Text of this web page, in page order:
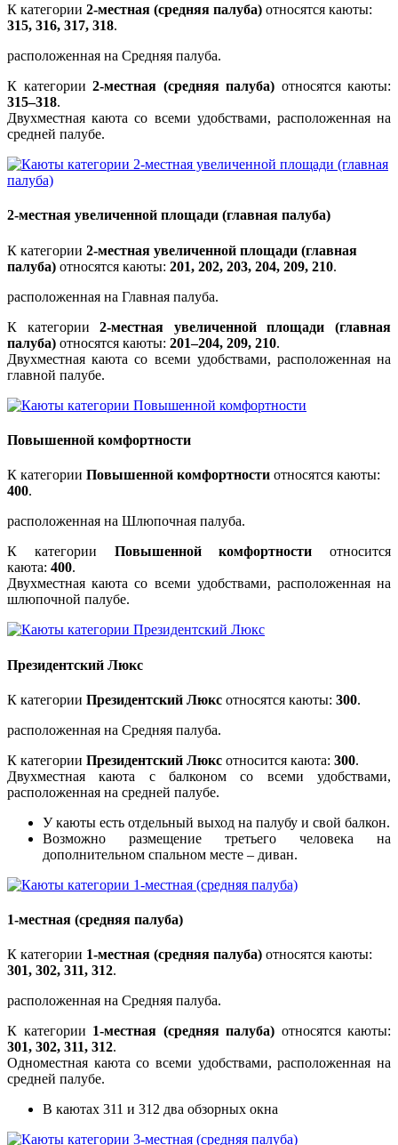
К категории 2-местная (средняя палуба) относятся каюты:
315, 316, 317, 318.
расположенная на Средняя палуба.
К категории 2-местная (средняя палуба) относятся каюты:
315–318.
Двухместная каюта со всеми удобствами, расположенная на
средней палубе.
2-местная увеличенной площади (главная палуба)
К категории 2-местная увеличенной площади (главная
палуба) относятся каюты: 201, 202, 203, 204, 209, 210.
расположенная на Главная палуба.
К категории2-местная увеличенной площади (главная
палуба) относятся каюты: 201–204, 209, 210.
Двухместная каюта со всеми удобствами, расположенная на
главной палубе.
Повышенной комфортности
К категории Повышенной комфортности относятся каюты:
400.
расположенная на Шлюпочная палуба.
К категории Повышенной комфортности относится
каюта: 400.
Двухместная каюта со всеми удобствами, расположенная на
шлюпочной палубе.
Президентский Люкс
К категории Президентский Люкс относятся каюты: 300.
расположенная на Средняя палуба.
К категории Президентский Люкс относится каюта: 300.
Двухместная каюта с балконом со всеми удобствами,
расположенная на средней палубе.
У каюты есть отдельный выход на палубу и свой балкон.
Возможно размещение третьего человека на
дополнительном спальном месте – диван.
1-местная (средняя палуба)
К категории 1-местная (средняя палуба) относятся каюты:
301, 302, 311, 312.
расположенная на Средняя палуба.
К категории 1-местная (средняя палуба) относятся каюты:
301, 302, 311, 312.
Одноместная каюта со всеми удобствами, расположенная на
средней палубе.
В каютах 311 и 312 два обзорных окна